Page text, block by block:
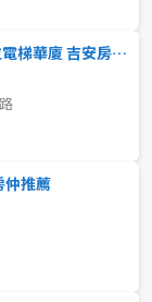
專任美崙民孝國宅三房車位電梯華廈 吉安房仲推薦
仲推薦